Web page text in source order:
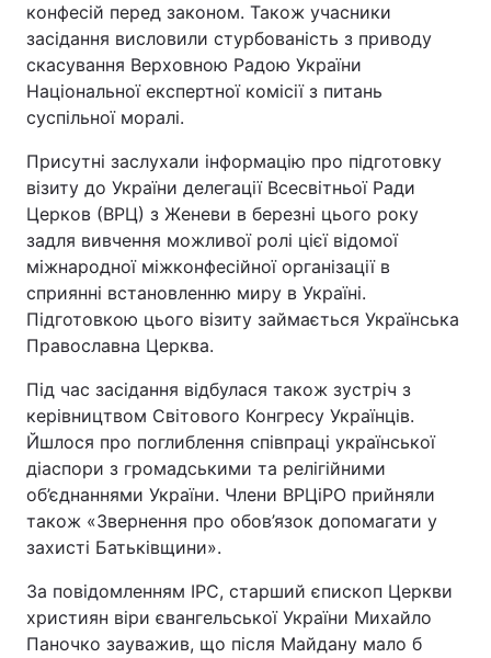
конфесій перед законом. Також учасники
засідання висловили стурбованість з приводу
скасування Верховною Радою України
Національної експертної комісії з питань
суспільної моралі.
Присутні заслухали інформацію про підготовку
візиту до України делегації Всесвітньої Ради
Церков (ВРЦ) з Женеви в березні цього року
задля вивчення можливої ролі цієї відомої
міжнародної міжконфесійної організації в
сприянні встановленню миру в Україні.
Підготовкою цього візиту займається Українська
Православна Церква.
Під час засідання відбулася також зустріч з
керівництвом Світового Конгресу Українців.
Йшлося про поглиблення співпраці української
діаспори з громадськими та релігійними
об’єднаннями України. Члени ВРЦіРО прийняли
також «Звернення про обов’язок допомагати у
захисті Батьківщини».
За повідомленням ІРС, старший єпископ Церкви
християн віри євангельської України Михайло
Паночко зауважив, що після Майдану мало б